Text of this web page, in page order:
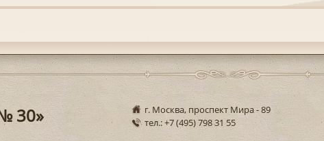
30»
г. Москва, проспект Мира - 89
тел.: +7 (495) 798 31 55